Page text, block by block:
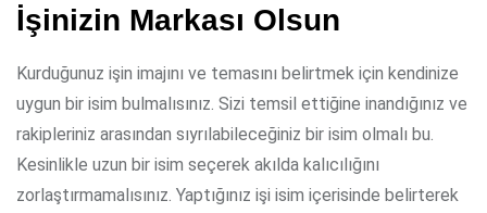
İşinizin Markası Olsun
Kurduğunuz işin imajını ve temasını belirtmek için kendinize
uygun bir isim bulmalısınız. Sizi temsil ettiğine inandığınız ve
rakipleriniz arasından sıyrılabileceğiniz bir isim olmalı bu.
Kesinlikle uzun bir isim seçerek akılda kalıcılığını
zorlaştırmamalısınız. Yaptığınız işi isim içerisinde belirterek